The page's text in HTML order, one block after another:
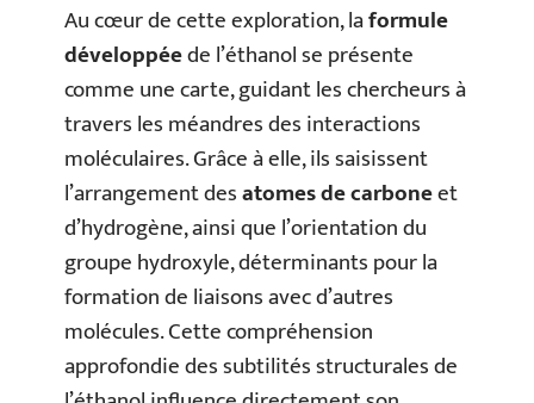
Au cœur de cette exploration, laformule
développéede l’éthanol se présente
comme une carte, guidant les chercheurs à
travers les méandres des interactions
moléculaires. Grâce à elle, ils saisissent
l’arrangement desatomes de carboneet
d’hydrogène, ainsi que l’orientation du
groupe hydroxyle, déterminants pour la
formation de liaisons avec d’autres
molécules. Cette compréhension
approfondie des subtilités structurales de